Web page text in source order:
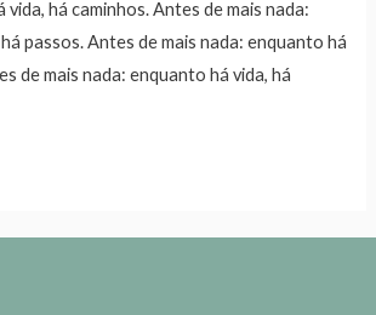
há caminhos. Antes de mais nada:
passos. Antes de mais nada: enquanto há
de mais nada: enquanto há vida, há